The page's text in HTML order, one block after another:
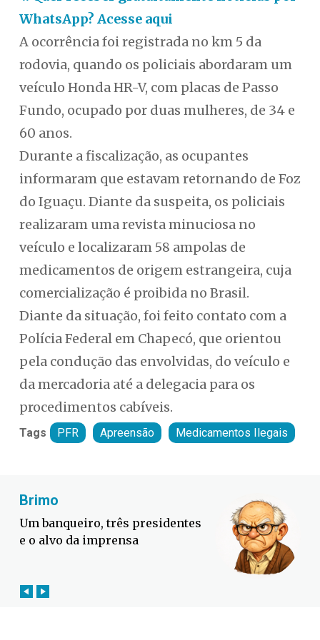
WhatsApp? Acesse aqui
A ocorrência foi registrada no km 5 da
rodovia, quando os policiais abordaram um
veículo Honda HR-V, com placas de Passo
Fundo, ocupado por duas mulheres, de 34 e
60 anos.
Durante a fiscalização, as ocupantes
informaram que estavam retornando de Foz
do Iguaçu. Diante da suspeita, os policiais
realizaram uma revista minuciosa no
veículo e localizaram 58 ampolas de
medicamentos de origem estrangeira, cuja
comercialização é proibida no Brasil.
Diante da situação, foi feito contato com a
Polícia Federal em Chapecó, que orientou
pela condução das envolvidas, do veículo e
da mercadoria até a delegacia para os
procedimentos cabíveis.
Tags PFR Apreensão Medicamentos Ilegais
Defesa Civil lança campanha
contra o El Niño em SC